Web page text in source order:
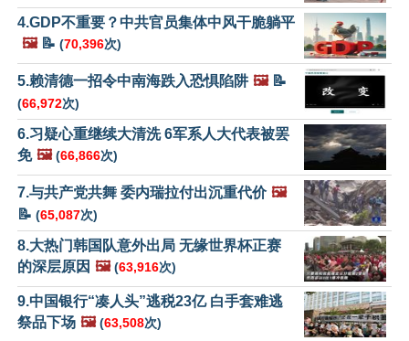
4.GDP不重要？中共官员集体中风干脆躺平
🖼️📝 (70,396次)
5.赖清德一招令中南海跌入恐惧陷阱 🖼️📝
(66,972次)
6.习疑心重继续大清洗 6军系人大代表被罢
免 🖼️ (66,866次)
7.与共产党共舞 委内瑞拉付出沉重代价 🖼️
📝 (65,087次)
8.大热门韩国队意外出局 无缘世界杯正赛
的深层原因 🖼️ (63,916次)
9.中国银行“凑人头”逃税23亿 白手套难逃
祭品下场 🖼️ (63,508次)